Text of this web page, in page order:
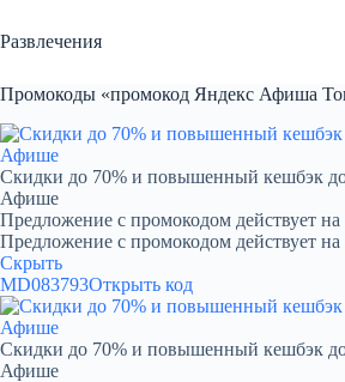
к
сути
Развлечения
Промокоды «промокод Яндекс Афиша
Скидки до 70% и повышенный кешбэк
Афише
Предложение с промокодом действует на
Предложение с промокодом действует на
Скрыть
MD083793Открыть код
Скидки до 70% и повышенный кешбэк
Афише